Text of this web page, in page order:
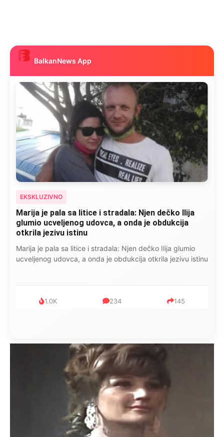
BalkanNews App
EKSKLUZIVNO
Marija je pala sa litice i stradala: Njen dečko Ilija
glumio ucveljenog udovca, a onda je obdukcija
otkrila jezivu istinu
Marija je pala sa litice i stradala: Njen dečko Ilija glumio
ucveljenog udovca, a onda je obdukcija otkrila jezivu istinu
1.0K 234 145